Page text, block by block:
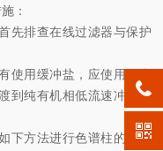
：
先排查在线过滤器与保护
使用缓冲盐，应使用不含
到纯有机相低流速冲洗过
下方法进行色谱柱的清洗